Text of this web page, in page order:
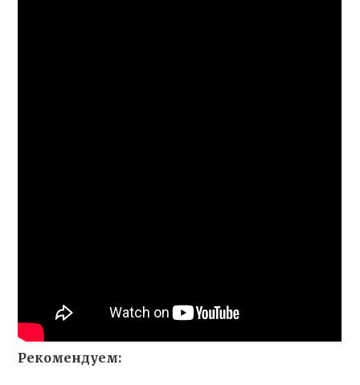
Рекомендуем: